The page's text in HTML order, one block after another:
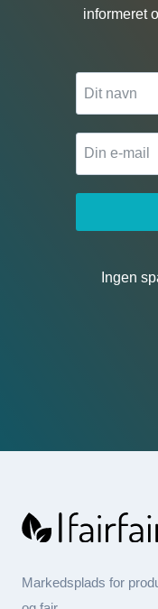
informeret
Ingen
Markedsplads for